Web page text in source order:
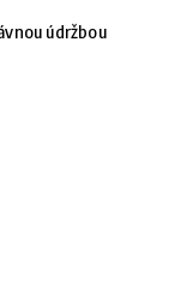
údržbou